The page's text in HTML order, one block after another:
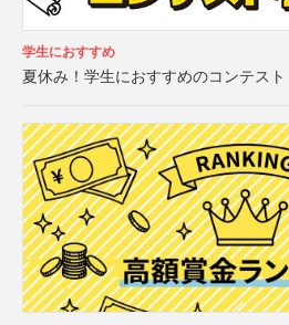
学生におすすめ
夏休み！学生におすすめのコンテスト